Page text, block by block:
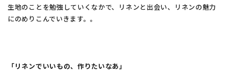
生地のことを勉強していくなかで、リネンと出会い、リネンの魅力
にのめりこんでいきます。。
「リネンでいいもの、作りたいなあ」